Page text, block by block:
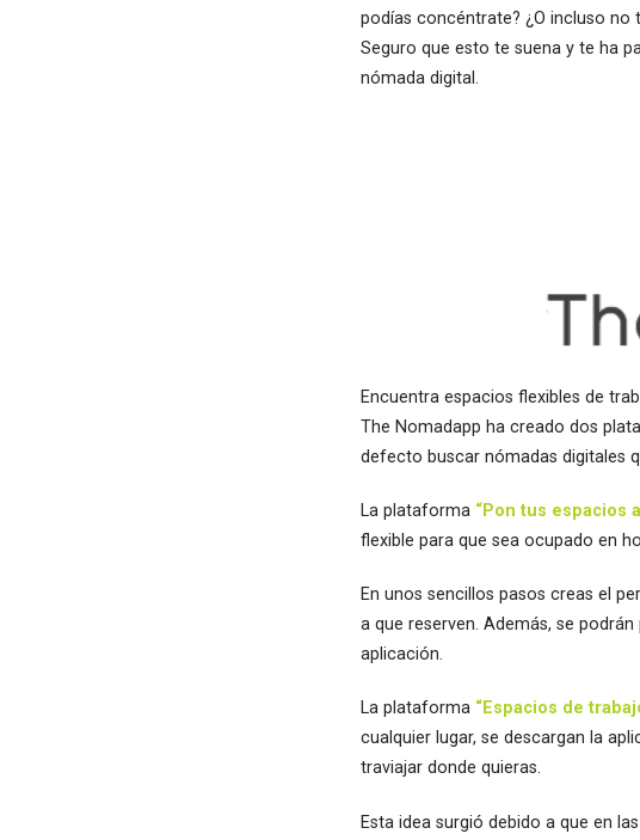
podías concéntrate? ¿O incluso no
Seguro que esto te suena y te ha
nómada digital.
Encuentra espacios flexibles de
The Nomadapp ha creado dos
defecto buscar nómadas digitales
La plataforma “Pon tus espacios
flexible para que sea ocupado en
En unos sencillos pasos creas el
a que reserven. Además, se
aplicación.
La plataforma “Espacios de
cualquier lugar, se descargan la
traviajar donde quieras.
Esta idea surgió debido a que en